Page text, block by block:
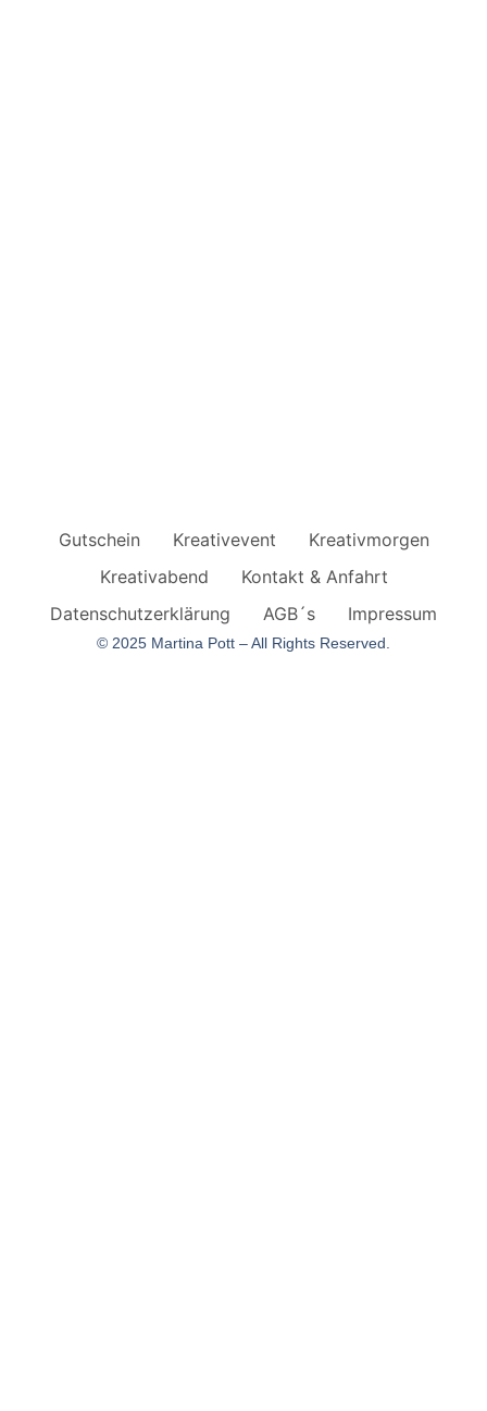
Gutschein Kreativevent
Kreativmorgen
Kreativabend
Kontakt & Anfahrt
Datenschutzerklärung
AGB´s Impressum
© 2025 Martina Pott – All Rights Reserved.